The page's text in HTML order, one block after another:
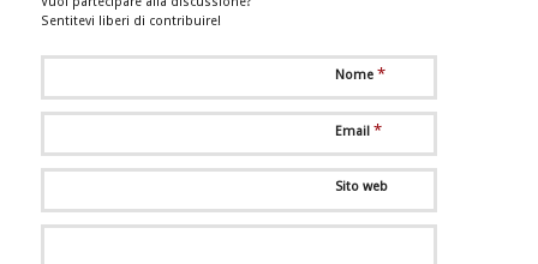
Sentitevi liberi di contribuire!
Nome *
Email *
Sito web